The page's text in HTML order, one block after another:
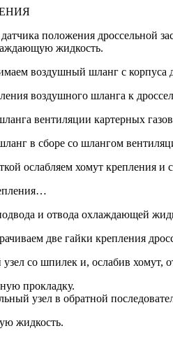
положения дроссельной
жидкость.
воздушный шланг с корпуса
воздушного шланга к
вентиляции картерных
в сборе со шлангом
ослабляем хомут крепления
и отвода охлаждающей
две гайки крепления
со шпилек и, ослабив хомут,
прокладку.
узел в обратной
жидкость.